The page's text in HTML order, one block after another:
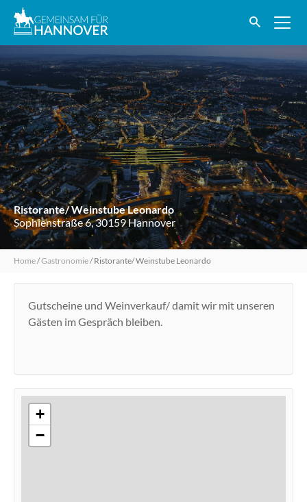
Ristorante/ Weinstube Leonardo
Sophienstraße 6, 30159 Hannover
Home/Gastronomie/Ristorante/ Weinstube Leonardo
Gutscheine und Weinverkauf/ damit wir mit unseren
Gästen im Gespräch bleiben.
+
−